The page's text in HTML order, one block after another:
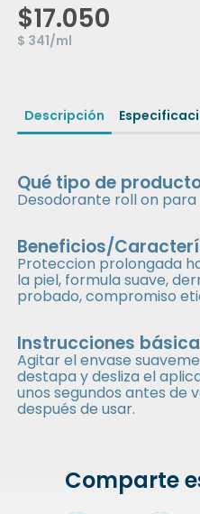
$17.050
$ 341/ml
Descripción
Qué tipo de
Desodorante roll on
Beneficios/
Proteccion prolongada
la piel, formula suave,
probado, compromiso
Instrucciones
Agitar el envase
destapa y desliza el
unos segundos antes de
después de usar.
Comparte